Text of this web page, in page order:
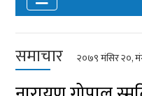
समाचार २०७९ मंसिर २०,